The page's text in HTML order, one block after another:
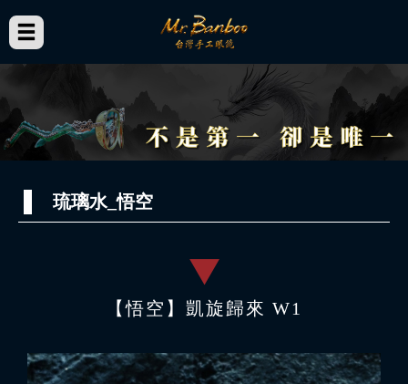
琉璃水_悟空
【悟空】凱旋歸來 W1